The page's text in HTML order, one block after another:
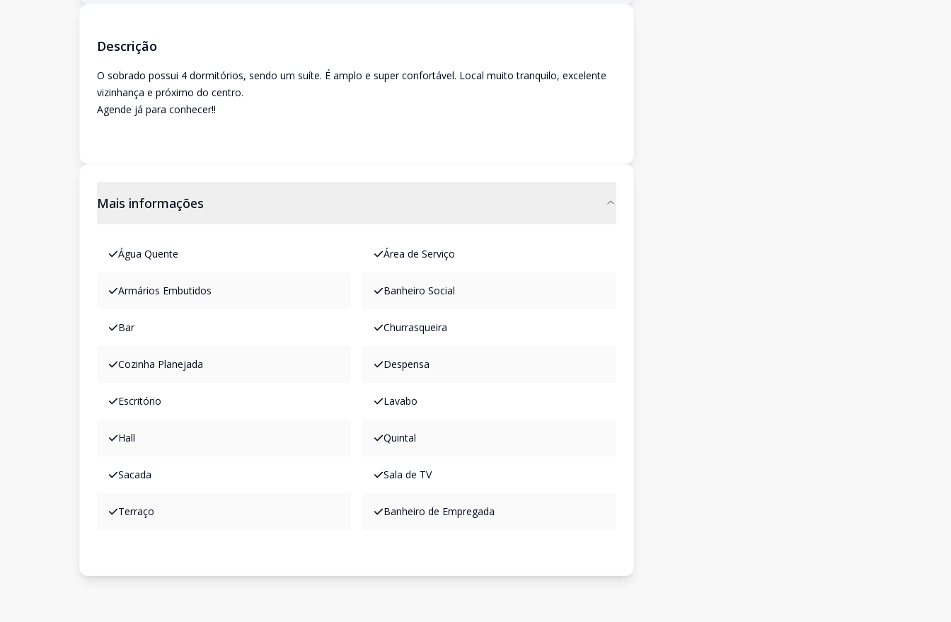
Descrição
O sobrado possui 4 dormitórios, sendo um suíte. É amplo e super confortável. Local muito tranquilo, excelente
vizinhança e próximo do centro.
Agende já para conhecer!!
Mais informações
Água Quente Área de Serviço
Armários Embutidos Banheiro Social
Bar Churrasqueira
Cozinha Planejada Despensa
Escritório Lavabo
Hall Quintal
Sacada Sala de TV
Terraço Banheiro de Empregada